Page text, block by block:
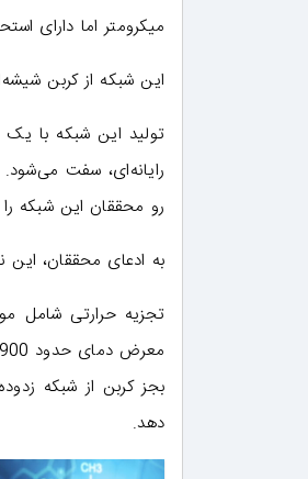
میکرومتر اما دارای
این شبکه از کربن
تولید این شبکه با
رو محققان این شبکه
به ادعای محققان،
تجزیه حرارتی شامل
بجز کربن از شبکه
دهد.